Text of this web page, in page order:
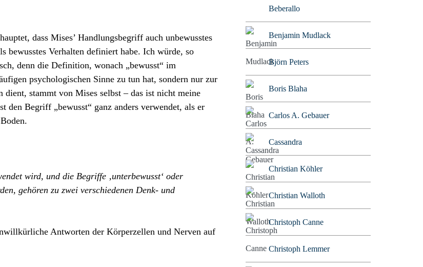
dass Mises’ Handlungsbegriff auch unbewusstes
bewusstes Verhalten definiert habe. Ich würde, so
denn die Definition, wonach „bewusst“ im
psychologischen Sinne zu tun hat, sondern nur zur
stammt von Mises selbst – das ist nicht meine
den Begriff „bewusst“ ganz anders verwendet, als er
wird, und die Begriffe ‚unterbewusst‘ oder
gehören zu zwei verschiedenen Denk- und
Antworten der Körperzellen und Nerven auf
Beberallo
Benjamin Mudlack
Björn Peters
Boris Blaha
Carlos A. Gebauer
Cassandra
Christian Köhler
Christian Walloth
Christoph Canne
Christoph Lemmer